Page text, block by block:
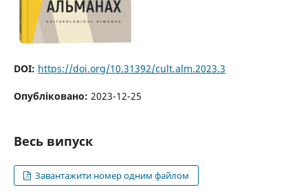
DOI: https://doi.org/10.31392/cult.alm.2023.3
Опубліковано: 2023-12-25
Весь випуск
Завантажити номер одним файлом